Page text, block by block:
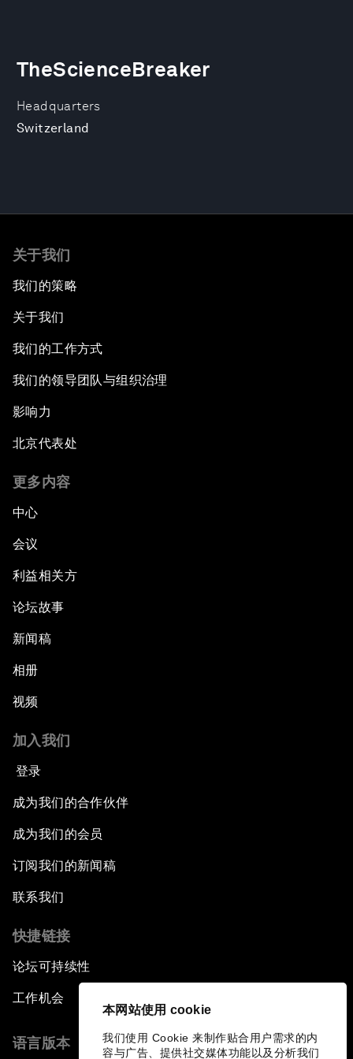
本网站使用 cookie
我们使用 Cookie 来制作贴合用户需求的内
容与广告、提供社交媒体功能以及分析我们
Headquarters
Switzerland
TheScienceBreaker
关于我们
我们的策略
关于我们
我们的工作方式
我们的领导团队与组织治理
影响力
北京代表处
更多内容
中心
会议
利益相关方
论坛故事
新闻稿
相册
视频
加入我们
登录
成为我们的合作伙伴
成为我们的会员
订阅我们的新闻稿
联系我们
快捷链接
论坛可持续性
工作机会
语言版本